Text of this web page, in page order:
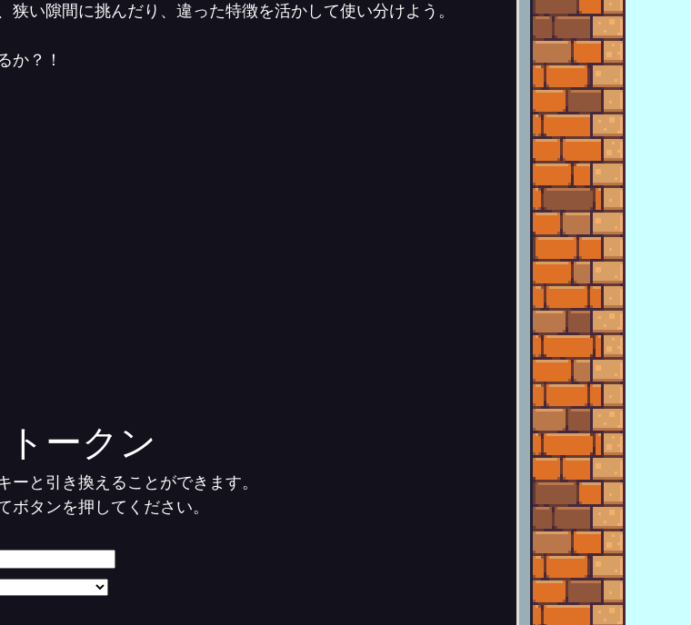
い隙間に挑んだり、違った特徴を活かして使い分けよう。
か？！
トークン
と引き換えることができます。
ボタンを押してください。